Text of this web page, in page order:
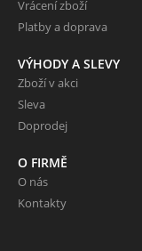
Vrácení zboží
Platby a doprava
VÝHODY A SLEVY
Zboží v akci
Sleva
Doprodej
O FIRMĚ
O nás
Kontakty